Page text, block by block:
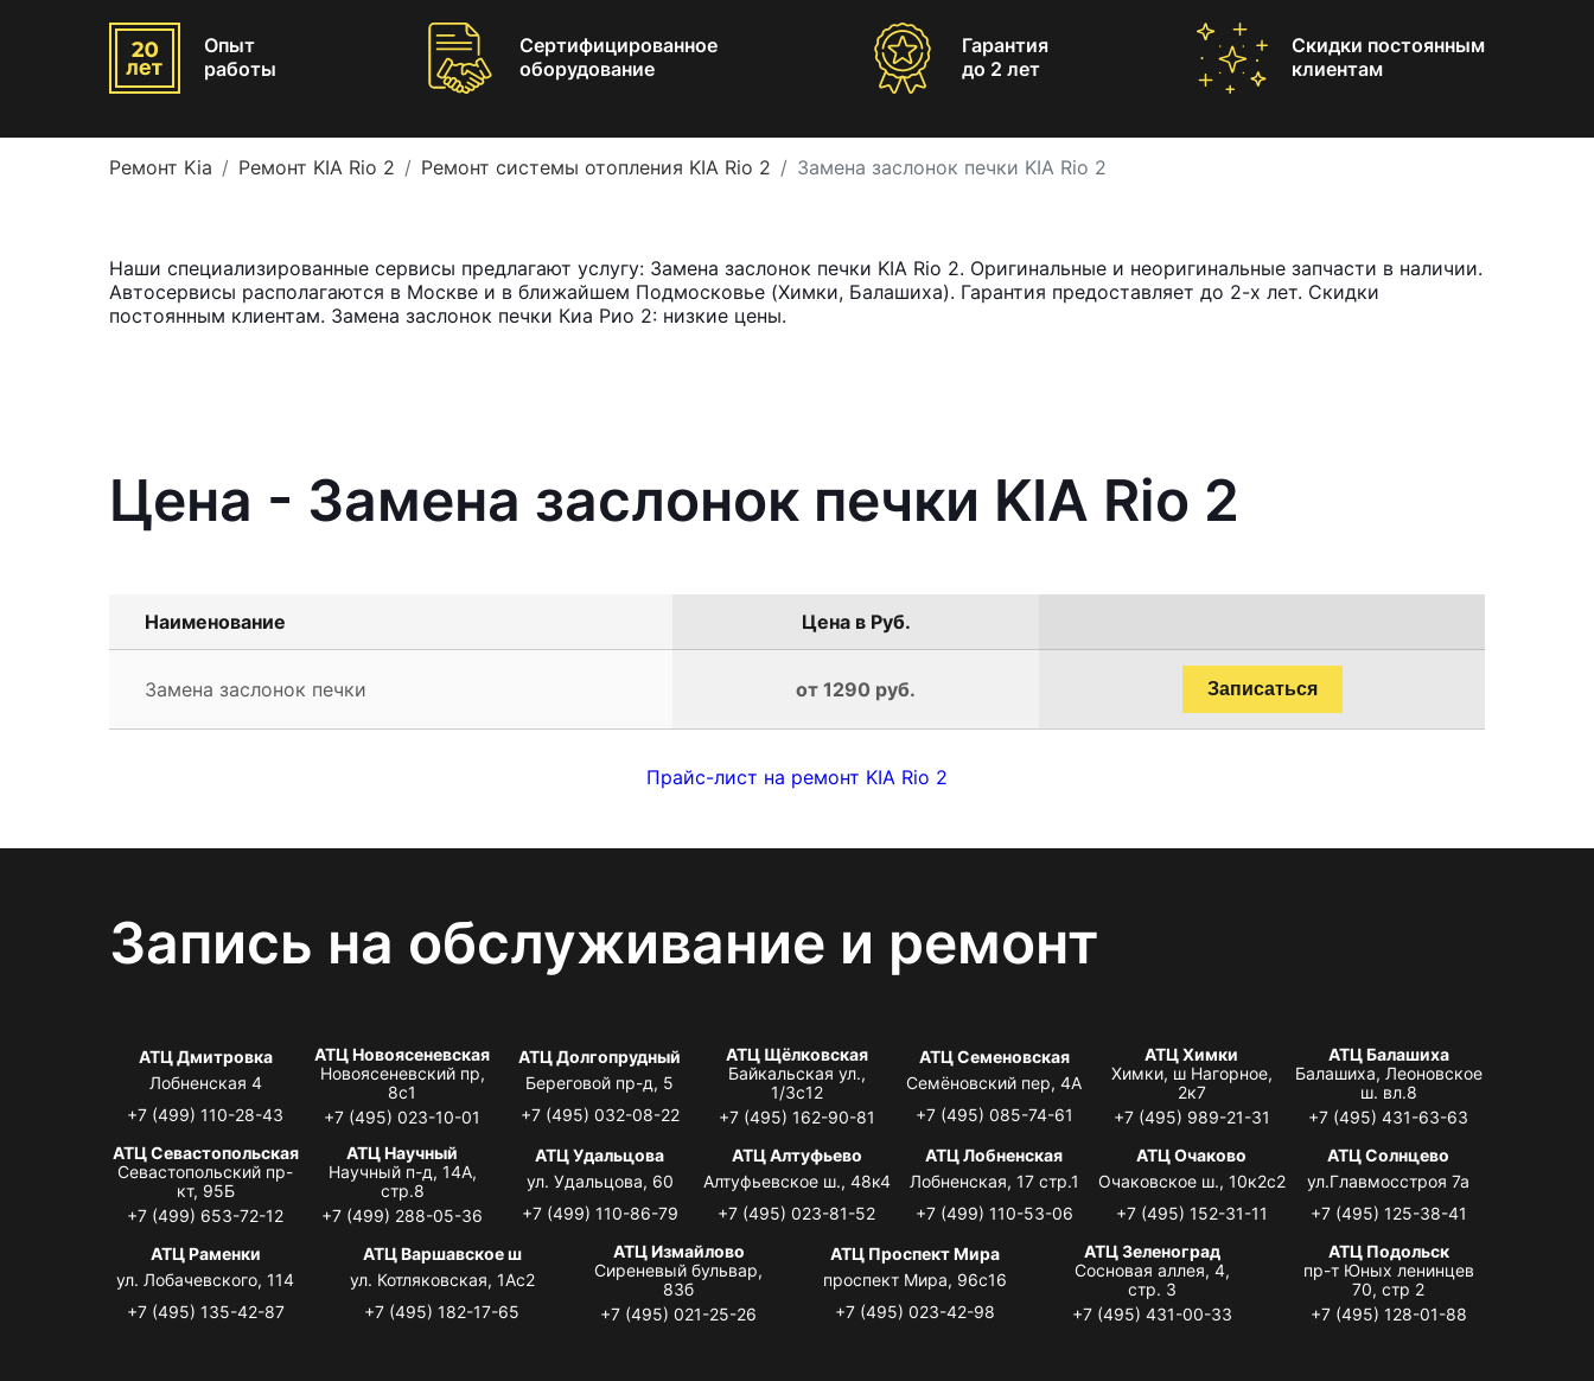
Опыт
работы
Сертифицированное
оборудование
Гарантия
до 2 лет
Скидки постоянным
клиентам
Ремонт Kia Ремонт KIA Rio 2 Ремонт системы отопления KIA Rio 2 Замена заслонок печки KIA Rio 2
Наши специализированные сервисы предлагают услугу: Замена заслонок печки KIA Rio 2. Оригинальные и неоригинальные запчасти в наличии.
Автосервисы располагаются в Москве и в ближайшем Подмосковье (Химки, Балашиха). Гарантия предоставляет до 2-х лет. Скидки
постоянным клиентам. Замена заслонок печки Киа Рио 2: низкие цены.
Цена - Замена заслонок печки KIA Rio 2
Наименование Цена в Руб.
Замена заслонок печки от 1290 руб. Записаться
Прайс-лист на ремонт KIA Rio 2
Запись на обслуживание и ремонт
АТЦ Дмитровка
Лобненская 4
+7 (499) 110-28-43
АТЦ Новоясеневская
Новоясеневский пр,
8с1
+7 (495) 023-10-01
АТЦ Долгопрудный
Береговой пр-д, 5
+7 (495) 032-08-22
АТЦ Щёлковская
Байкальская ул.,
1/3с12
+7 (495) 162-90-81
АТЦ Семеновская
Семёновский пер, 4А
+7 (495) 085-74-61
АТЦ Химки
Химки, ш Нагорное,
2к7
+7 (495) 989-21-31
АТЦ Балашиха
Балашиха, Леоновское
ш. вл.8
+7 (495) 431-63-63
АТЦ Севастопольская
Севастопольский пр-
кт, 95Б
+7 (499) 653-72-12
АТЦ Научный
Научный п-д, 14А,
стр.8
+7 (499) 288-05-36
АТЦ Удальцова
ул. Удальцова, 60
+7 (499) 110-86-79
АТЦ Алтуфьево
Алтуфьевское ш., 48к4
+7 (495) 023-81-52
АТЦ Лобненская
Лобненская, 17 стр.1
+7 (499) 110-53-06
АТЦ Очаково
Очаковское ш., 10к2с2
+7 (495) 152-31-11
АТЦ Солнцево
ул.Главмосстроя 7а
+7 (495) 125-38-41
АТЦ Раменки
ул. Лобачевского, 114
+7 (495) 135-42-87
АТЦ Варшавское ш
ул. Котляковская, 1Ас2
+7 (495) 182-17-65
АТЦ Измайлово
Сиреневый бульвар,
83б
+7 (495) 021-25-26
АТЦ Проспект Мира
проспект Мира, 96с16
+7 (495) 023-42-98
АТЦ Зеленоград
Сосновая аллея, 4,
стр. 3
+7 (495) 431-00-33
АТЦ Подольск
пр-т Юных ленинцев
70, стр 2
+7 (495) 128-01-88